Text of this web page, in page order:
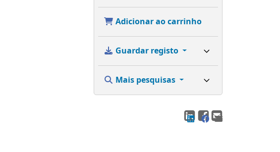
Adicionar ao carrinho
Guardar registo
Mais pesquisas